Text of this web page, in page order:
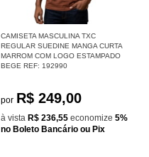
CAMISETA MASCULINA TXC
REGULAR SUEDINE MANGA CURTA
MARROM COM LOGO ESTAMPADO
BEGE REF: 192990
por R$ 249,00
à vista R$ 236,55 economize 5%
no Boleto Bancário ou Pix